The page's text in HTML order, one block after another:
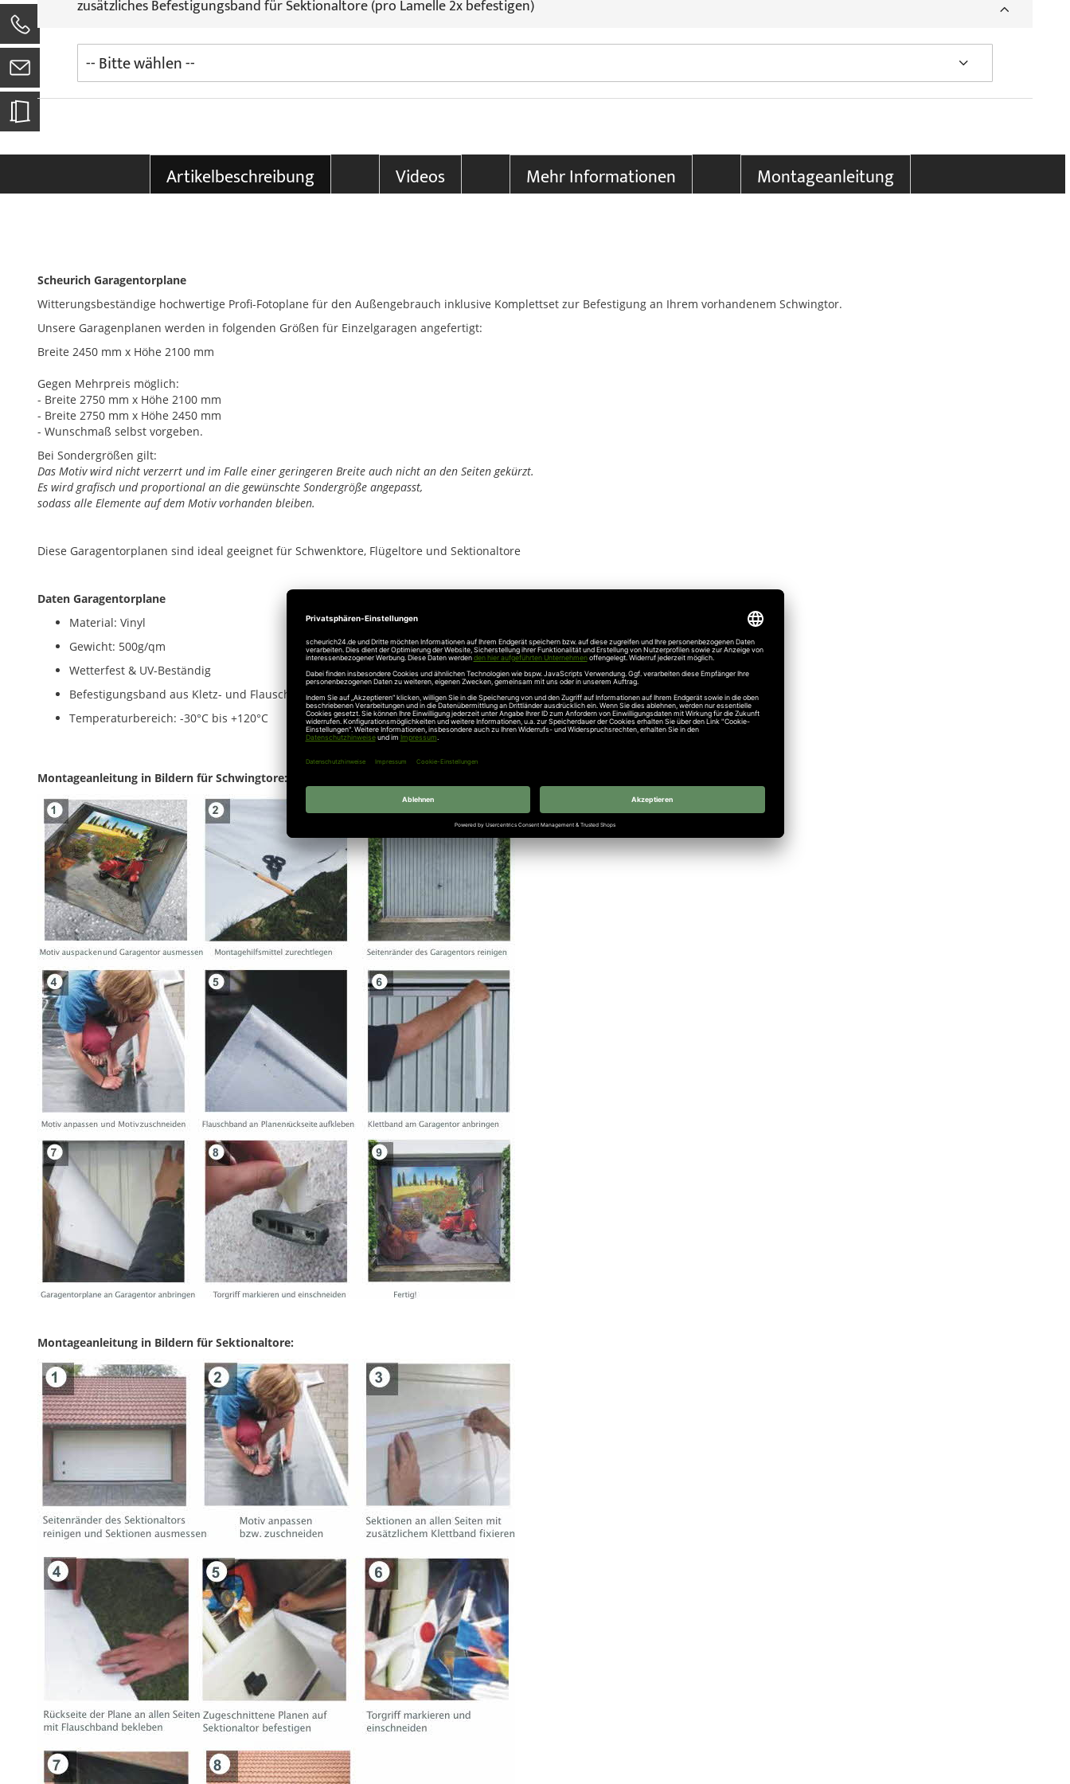
zusätzliches Befestigungsband für Sektionaltore (pro Lamelle 2x befestigen)
Artikelbeschreibung Videos Mehr Informationen Montageanleitung
Scheurich Garagentorplane
Witterungsbeständige hochwertige Profi-Fotoplane für den Außengebrauch inklusive Komplettset zur Befestigung an Ihrem vorhandenem Schwingtor.
Unsere Garagenplanen werden in folgenden Größen für Einzelgaragen angefertigt:
Breite 2450 mm x Höhe 2100 mm
Gegen Mehrpreis möglich:
- Breite 2750 mm x Höhe 2100 mm
- Breite 2750 mm x Höhe 2450 mm
- Wunschmaß selbst vorgeben.
Bei Sondergrößen gilt:
Das Motiv wird nicht verzerrt und im Falle einer geringeren Breite auch nicht an den Seiten gekürzt.
Es wird grafisch und proportional an die gewünschte Sondergröße angepasst,
sodass alle Elemente auf dem Motiv vorhanden bleiben.
Diese Garagentorplanen sind ideal geeignet für Schwenktore, Flügeltore und Sektionaltore
Daten Garagentorplane
Material: Vinyl
Gewicht: 500g/qm
Wetterfest & UV-Beständig
Befestigungsband aus Kletz- und Flauschband
Temperaturbereich: -30°C bis +120°C
Montageanleitung in Bildern für Schwingtore:
Montageanleitung in Bildern für Sektionaltore: